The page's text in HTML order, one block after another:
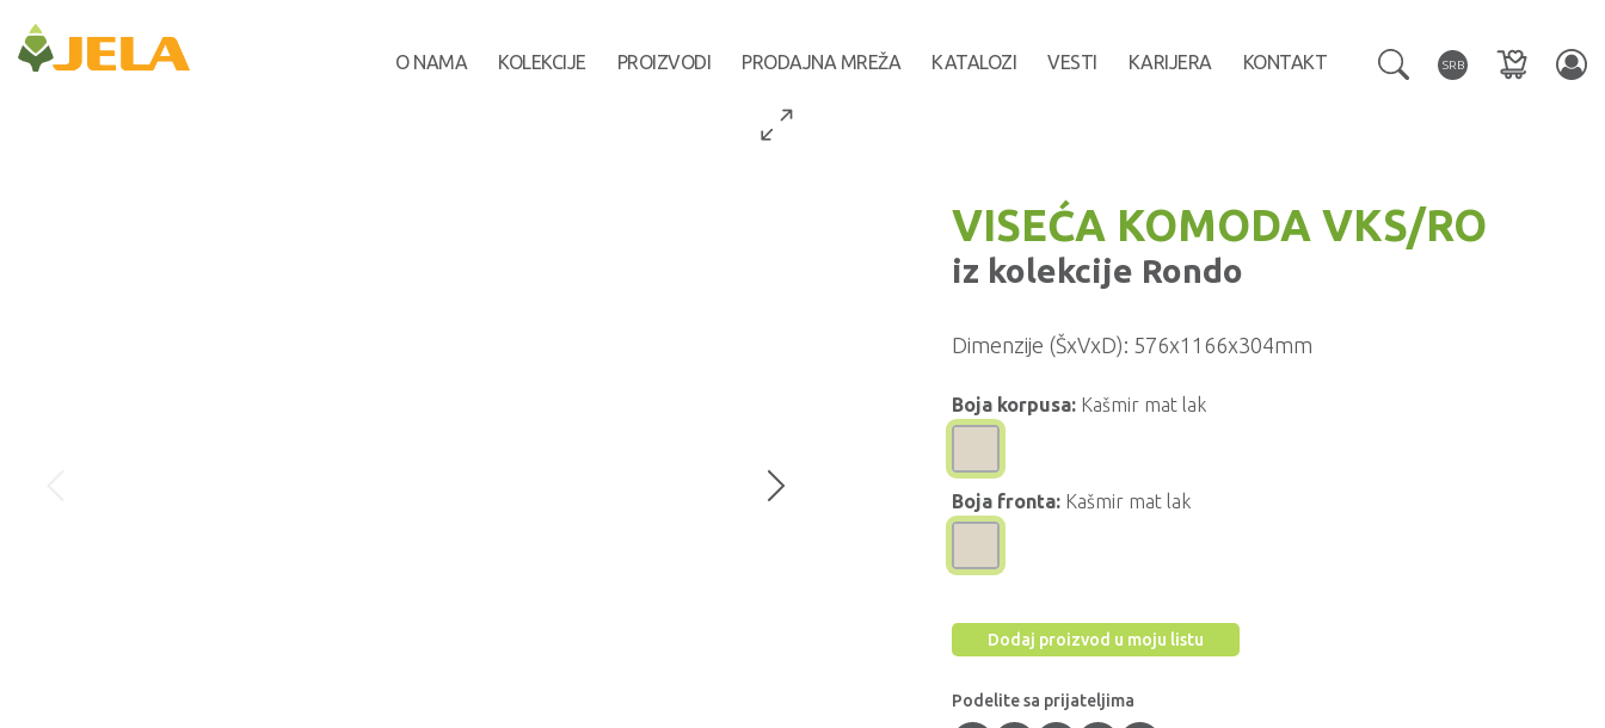
O NAMA KOLEKCIJE PROIZVODI PRODAJNA MREŽA KATALOZI VESTI KARIJERA KONTAKT SRB
VISEĆA KOMODA VKS/RO
iz kolekcije Rondo
Dimenzije (ŠxVxD): 576x1166x304mm
Boja korpusa: Kašmir mat lak
Boja fronta: Kašmir mat lak
Dodaj proizvod u moju listu
Podelite sa prijateljima